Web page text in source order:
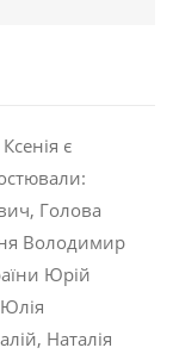
є
Голова
Володимир
Юрій
Наталія